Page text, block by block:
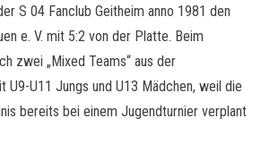
S 04 Fanclub Geitheim anno 1981 den
e. V. mit 5:2 von der Platte. Beim
zwei „Mixed Teams“ aus der
U9-U11 Jungs und U13 Mädchen, weil die
bereits bei einem Jugendturnier verplant